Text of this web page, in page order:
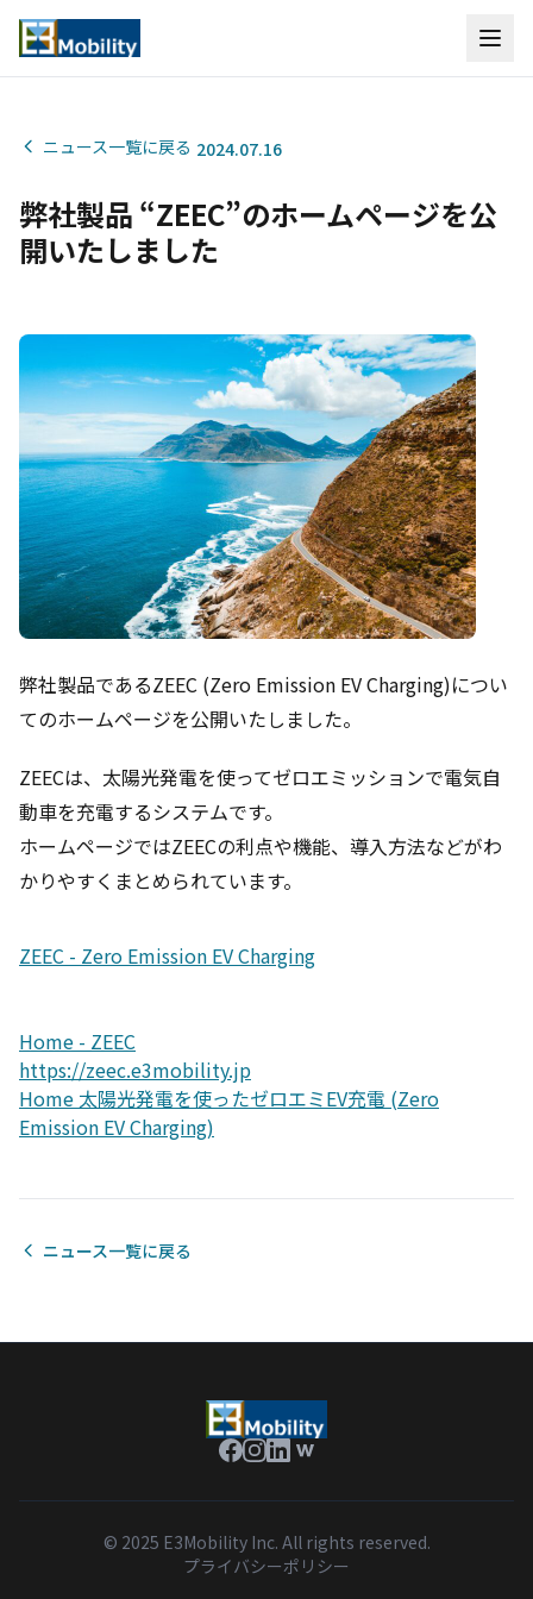
ニュース一覧に戻る 2024.07.16
弊社製品 “ZEEC”のホームページを公
開いたしました
弊社製品であるZEEC (Zero Emission EV Charging)につい
てのホームページを公開いたしました。
ZEECは、太陽光発電を使ってゼロエミッションで電気自
動車を充電するシステムです。
ホームページではZEECの利点や機能、導入方法などがわ
かりやすくまとめられています。
ZEEC - Zero Emission EV Charging
Home - ZEEC
https://zeec.e3mobility.jp
Home 太陽光発電を使ったゼロエミEV充電 (Zero
Emission EV Charging)
ニュース一覧に戻る
© 2025 E3Mobility Inc. All rights reserved.
プライバシーポリシー